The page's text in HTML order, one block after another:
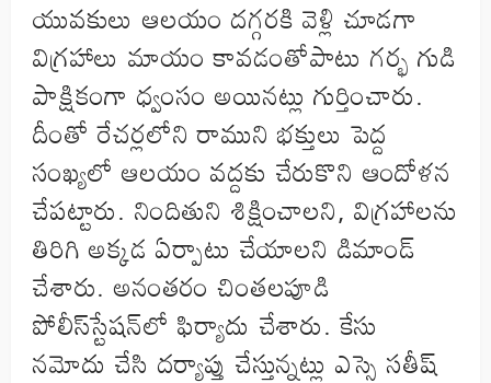
యువకులు ఆలయం దగ్గరకి వెళ్లి చూడగా
విగ్రహాలు మాయం కావడంతోపాటు గర్భ గుడి
పాక్షికంగా ధ్వంసం అయినట్లు గుర్తించారు.
దీంతో రేచర్లలోని రాముని భక్తులు పెద్ద
సంఖ్యలో ఆలయం వద్దకు చేరుకొని ఆందోళన
చేపట్టారు. నిందితుని శిక్షించాలని, విగ్రహాలను
తిరిగి అక్కడ ఏర్పాటు చేయాలని డిమాండ్‌
చేశారు. అనంతరం చింతలపూడి
పోలీస్‌స్టేషన్‌లో ఫిర్యాదు చేశారు. కేసు
నమోదు చేసి దర్యాప్తు చేస్తున్నట్లు ఎస్సై సతీష్‌